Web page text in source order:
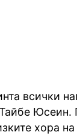
всички
Юсеин.
хора